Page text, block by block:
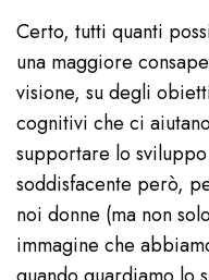
Certo, tutti quanti
una maggiore
visione, su degli
cognitivi che ci
supportare lo
soddisfacente però,
noi donne (ma non
immagine che